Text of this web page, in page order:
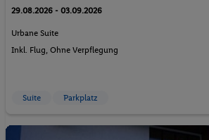
29.08.2026 - 03.09.2026
Urbane Suite
Inkl. Flug, Ohne Verpflegung
Suite Parkplatz